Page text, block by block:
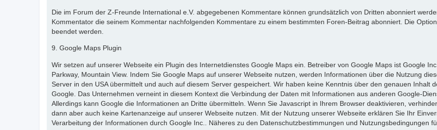
Die im Forum der Z-Freunde International e.V. abgegebenen Kommentare können grundsätzlich von Dritten abonniert
Kommentator die seinem Kommentar nachfolgenden Kommentare zu einem bestimmten Foren-Beitrag abonniert. Die
beendet werden.
9. Google Maps Plugin
Wir setzen auf unserer Webseite ein Plugin des Internetdienstes Google Maps ein. Betreiber von Google Maps ist Google
Parkway, Mountain View. Indem Sie Google Maps auf unserer Webseite nutzen, werden Informationen über die Nutzung
Server in den USA übermittelt und auch auf diesem Server gespeichert. Wir haben keine Kenntnis über den genauen Inhalt
Google. Das Unternehmen verneint in diesem Kontext die Verbindung der Daten mit Informationen aus anderen Google-
Allerdings kann Google die Informationen an Dritte übermitteln. Wenn Sie Javascript in Ihrem Browser deaktivieren,
dann aber auch keine Kartenanzeige auf unserer Webseite nutzen. Mit der Nutzung unserer Webseite erklären Sie Ihr
Verarbeitung der Informationen durch Google Inc.. Näheres zu den Datenschutzbestimmungen und Nutzungsbedingungen